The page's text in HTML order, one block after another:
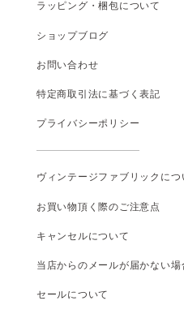
ラッピング・梱包について
ショップブログ
お問い合わせ
特定商取引法に基づく表記
プライバシーポリシー
ヴィンテージファブリックにつ
お買い物頂く際のご注意点
キャンセルについて
当店からのメールが届かない場
セールについて